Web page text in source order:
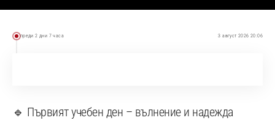
преди 2 дни 7 часа 3 август 2026 20:06
🔹 Първият учебен ден – вълнение и надежда